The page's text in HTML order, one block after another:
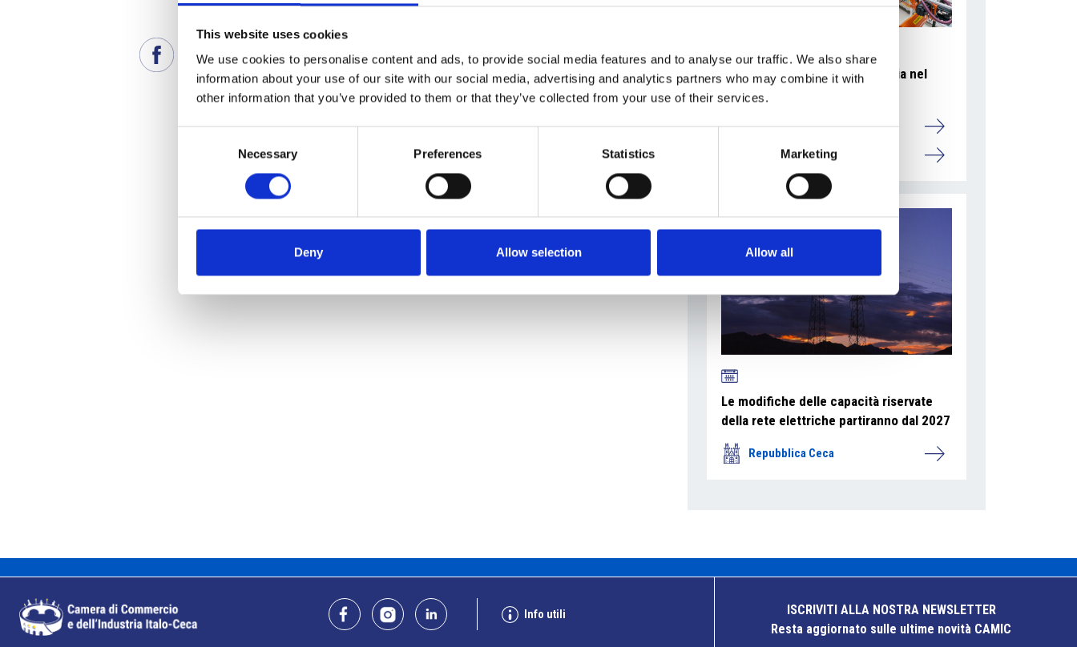
This website uses cookies
We use cookies to personalise content and ads, to provide social media features and to analyse our traffic. We also share
information about your use of our site with our social media, advertising and analytics partners who may combine it with
other information that you’ve provided to them or that they’ve collected from your use of their services.
Necessary Preferences Statistics Marketing
Deny Allow selection Allow all
Accelera la ripresa dell’industria nel
corso del primo semestre
Overview Economica
Repubblica Ceca
Le modifiche delle capacità riservate
della rete elettriche partiranno dal 2027
Repubblica Ceca
Info utili
ISCRIVITI ALLA NOSTRA NEWSLETTER
Resta aggiornato sulle ultime novità CAMIC